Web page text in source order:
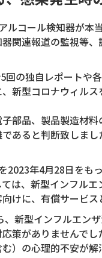
ルコール検知器が本
関連報道の監視等、
回の独自レポートや
新型コロナウィル
部品、製品製造材
あると判断致しまし
年4月28日をも
は、新型インフル
けに、有償サービス
新型インフルエン
策がありませんで
）の心理的不安が解